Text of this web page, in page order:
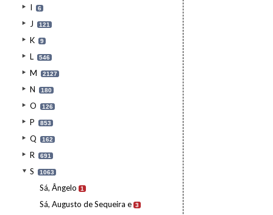
I 6
J 121
K 9
L 546
M 2127
N 180
O 126
P 853
Q 162
R 691
S 1063
Sá, Ângelo 1
Sá, Augusto de Sequeira e 3